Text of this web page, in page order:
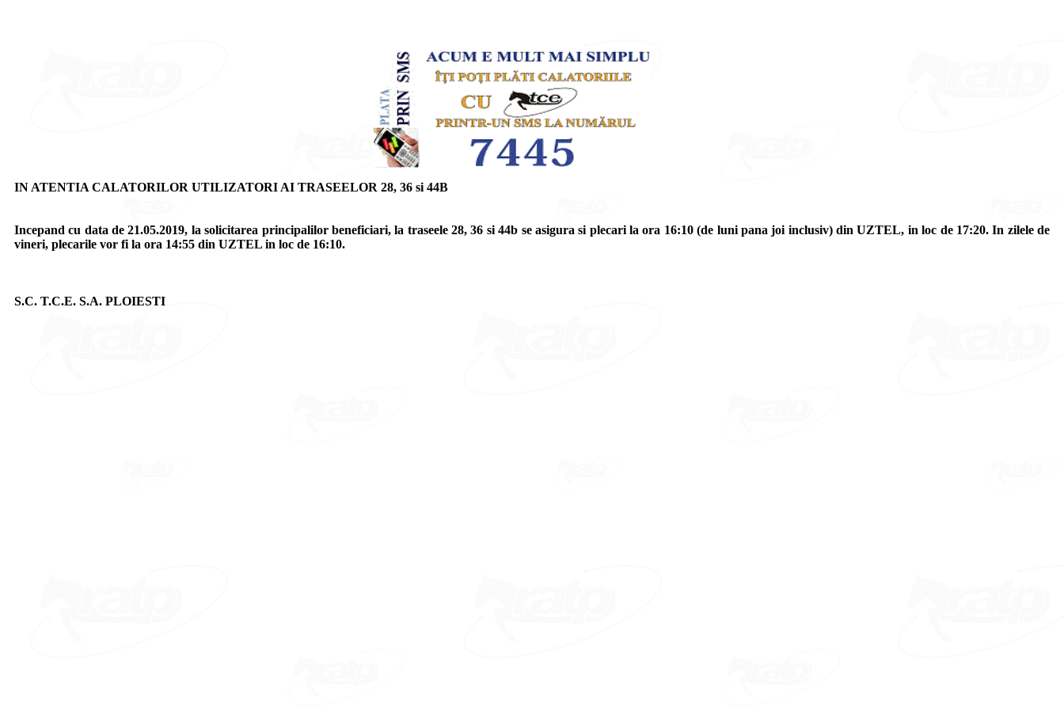
IN ATENTIA CALATORILOR UTILIZATORI AI TRASEELOR 28, 36 si 44B
Incepand cu data de 21.05.2019, la solicitarea principalilor beneficiari, la traseele 28, 36 si 44b se asigura si plecari la ora 16:10 (de luni pana joi inclusiv) din UZTEL, in loc de 17:20. In zilele de
vineri, plecarile vor fi la ora 14:55 din UZTEL in loc de 16:10.
S.C. T.C.E. S.A. PLOIESTI